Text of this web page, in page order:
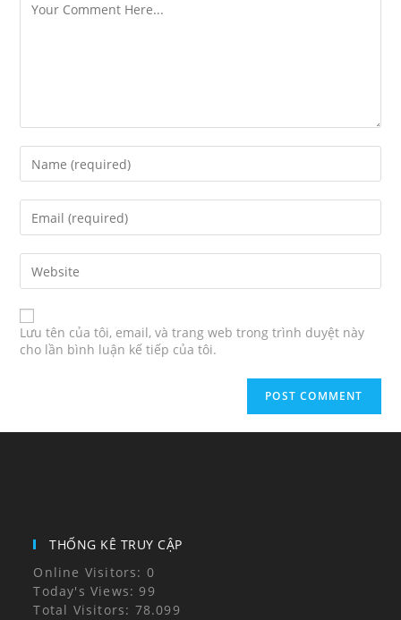
Lưu tên của tôi, email, và trang web trong trình duyệt này
cho lần bình luận kế tiếp của tôi.
THỐNG KÊ TRUY CẬP
Online Visitors: 0
Today's Views:99
Total Visitors: 78.099